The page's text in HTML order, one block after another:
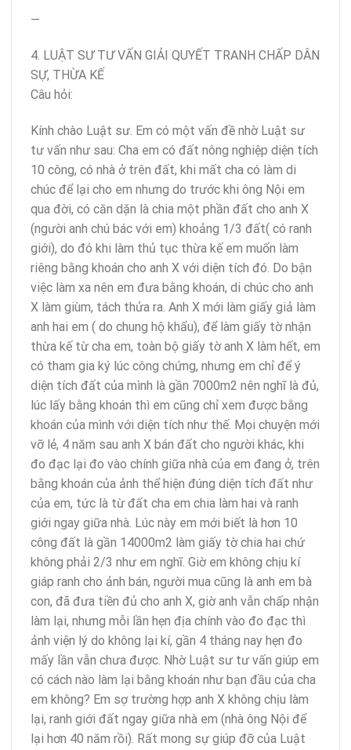
—
4. LUẬT SƯ TƯ VẤN GIẢI QUYẾT TRANH CHẤP DÂN
SỰ, THỪA KẾ
Câu hỏi:
Kính chào Luật sư. Em có một vấn đề nhờ Luật sư
tư vấn như sau: Cha em có đất nông nghiệp diện tích
10 công, có nhà ở trên đất, khi mất cha có làm di
chúc để lại cho em nhưng do trước khi ông Nội em
qua đời, có căn dặn là chia một phần đất cho anh X
(người anh chú bác với em) khoảng 1/3 đất( có ranh
giới), do đó khi làm thủ tục thừa kế em muốn làm
riêng bằng khoán cho anh X với diện tích đó. Do bận
việc làm xa nên em đưa bằng khoán, di chúc cho anh
X làm giùm, tách thửa ra. Anh X mới làm giấy giả làm
anh hai em ( do chung hộ khẩu), để làm giấy tờ nhận
thừa kế từ cha em, toàn bộ giấy tờ anh X làm hết, em
có tham gia ký lúc công chứng, nhưng em chỉ để ý
diện tích đất của mình là gần 7000m2 nên nghĩ là đủ,
lúc lấy bằng khoán thì em cũng chỉ xem được bằng
khoán của mình với diện tích như thế. Mọi chuyện mới
vỡ lẻ, 4 năm sau anh X bán đất cho người khác, khi
đo đạc lại đo vào chính giữa nhà của em đang ở, trên
bằng khoán của ảnh thể hiện đúng diện tích đất như
của em, tức là từ đất cha em chia làm hai và ranh
giới ngay giữa nhà. Lúc này em mới biết là hơn 10
công đất là gần 14000m2 làm giấy tờ chia hai chứ
không phải 2/3 như em nghĩ. Giờ em không chịu kí
giáp ranh cho ảnh bán, người mua cũng là anh em bà
con, đã đưa tiền đủ cho anh X, giờ anh vẫn chấp nhận
làm lại, nhưng mỗi lần hẹn địa chính vào đo đạc thì
ảnh viện lý do không lại kí, gần 4 tháng nay hẹn đo
mấy lần vẫn chưa được. Nhờ Luật sư tư vấn giúp em
có cách nào làm lại bằng khoán như bạn đầu của cha
em không? Em sợ trường hợp anh X không chịu làm
lại, ranh giới đất ngay giữa nhà em (nhà ông Nội để
lại hơn 40 năm rồi). Rất mong sự giúp đỡ của Luật